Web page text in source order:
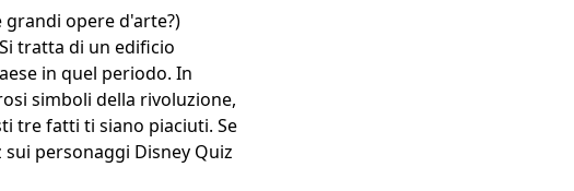
grandi opere d'arte?)
tratta di un edificio
in quel periodo. In
simboli della rivoluzione,
tre fatti ti siano piaciuti. Se
sui personaggi Disney Quiz